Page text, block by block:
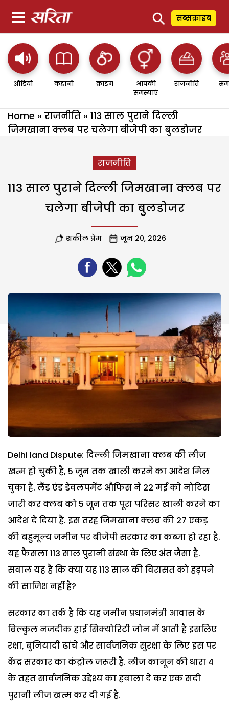
⚲ सब्सक्राइब
ऑडियो कहानी क्राइम
आपकी
समस्याएं
राजनीति
Home » राजनीति » 113 साल पुराने दिल्ली
जिमखाना क्लब पर चलेगा बीजेपी का बुलडोजर
राजनीति
113 साल पुराने दिल्ली जिमखाना क्लब पर
चलेगा बीजेपी का बुलडोजर
शकील प्रेम जून 20, 2026
Delhi land Dispute: दिल्ली जिमखाना क्लब की लीज
खत्म हो चुकी है, 5 जून तक खाली करने का आदेश मिल
चुका है. लैंड एंड डेवलपमेंट औफिस ने 22 मई को नोटिस
जारी कर क्लब को 5 जून तक पूरा परिसर खाली करने का
आदेश दे दिया है. इस तरह जिमखाना क्लब की 27 एकड़
की बहुमूल्य जमीन पर बीजेपी सरकार का कब्जा हो रहा है.
यह फैसला 113 साल पुरानी संस्था के लिए अंत जैसा है.
सवाल यह है कि क्या यह 113 साल की विरासत को हड़पने
की साजिश नहीं है?
सरकार का तर्क है कि यह जमीन प्रधानमंत्री आवास के
बिल्कुल नजदीक हाई सिक्योरिटी जोन में आती है इसलिए
रक्षा, बुनियादी ढांचे और सार्वजनिक सुरक्षा के लिए इस पर
केंद्र सरकार का कंट्रोल जरूरी है. लीज कानून की धारा 4
के तहत सार्वजनिक उद्देश्य का हवाला दे कर एक सदी
पुरानी लीज खत्म कर दी गई है.